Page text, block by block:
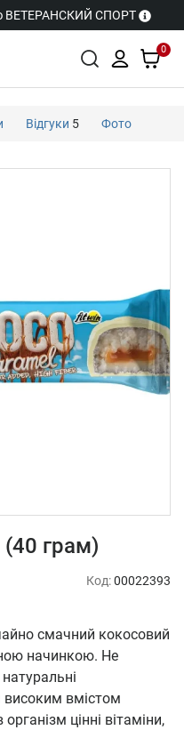
ВЕТЕРАНСКИЙ СПОРТ
0
Відгуки 5 Фото
(40 грам)
Код:00022393
смачний кокосовий
начинкою. Не
високим вмістом
цінні вітаміни,